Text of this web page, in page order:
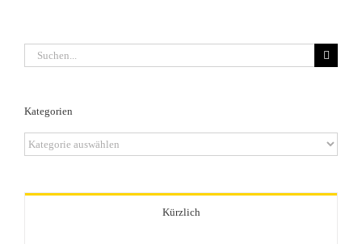
Suche
nach:
Kategorien
Kategorien
Kürzlich